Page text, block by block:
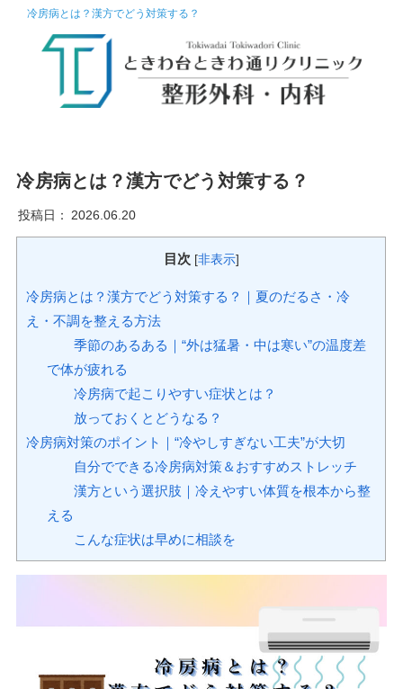
冷房病とは？漢方でどう対策する？
冷房病とは？漢方でどう対策する？
投稿日： 2026.06.20
目次 [非表示]
冷房病とは？漢方でどう対策する？｜夏のだるさ・冷
え・不調を整える方法
季節のあるある｜“外は猛暑・中は寒い”の温度差
で体が疲れる
冷房病で起こりやすい症状とは？
放っておくとどうなる？
冷房病対策のポイント｜“冷やしすぎない工夫”が大切
自分でできる冷房病対策＆おすすめストレッチ
漢方という選択肢｜冷えやすい体質を根本から整
える
こんな症状は早めに相談を